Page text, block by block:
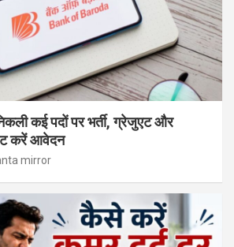
कई पदों पर भर्ती, ग्रेजुएट और
करें आवेदन
mirror